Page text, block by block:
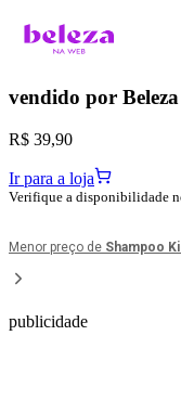
vendido por
R$ 39,90
Ir para a loja
Verifique a disponibilidade
Menor preço de Shampoo
publicidade